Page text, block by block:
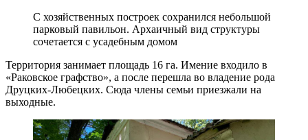
С хозяйственных построек сохранился небольшой
парковый павильон. Архаичный вид структуры
сочетается с усадебным домом
Территория занимает площадь 16 га. Имение входило в
«Раковское графство», а после перешла во владение рода
Друцких-Любецких. Сюда члены семьи приезжали на
выходные.